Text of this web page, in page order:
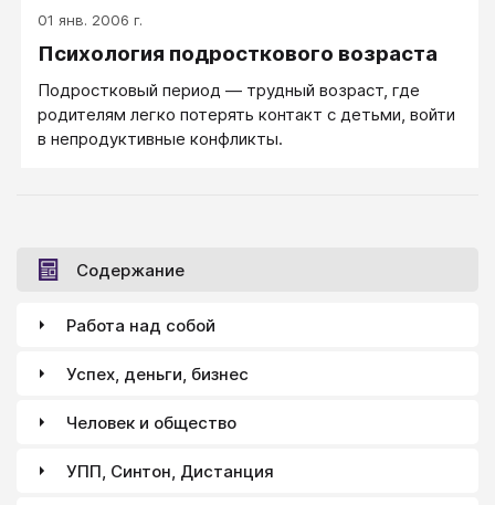
удивлялись тому, что на фото лицо, на Вас не
похожее. Неудачная мимика на лице - это Ваша
01 янв. 2006 г.
Психология подросткового возраста
Подростковый период — трудный возраст, где
родителям легко потерять контакт с детьми, войти
в непродуктивные конфликты.
Содержание
Работа над собой
Успех, деньги, бизнес
Человек и общество
УПП, Синтон, Дистанция